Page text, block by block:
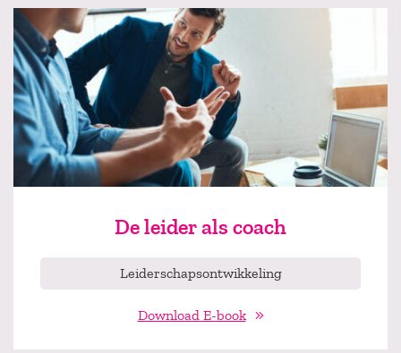
De leider als coach
Leiderschapsontwikkeling
Download E-book